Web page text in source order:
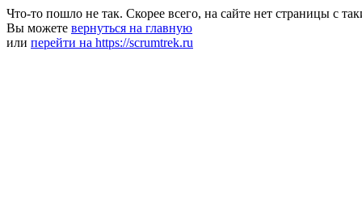
Что-то пошло не так. Скорее всего, на сайте нет страницы с
Вы можете вернуться на главную
или перейти на https://scrumtrek.ru